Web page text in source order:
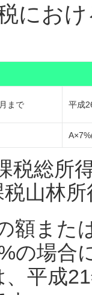
におけ
まで 平成
総所
山林
額また
の場合
平成